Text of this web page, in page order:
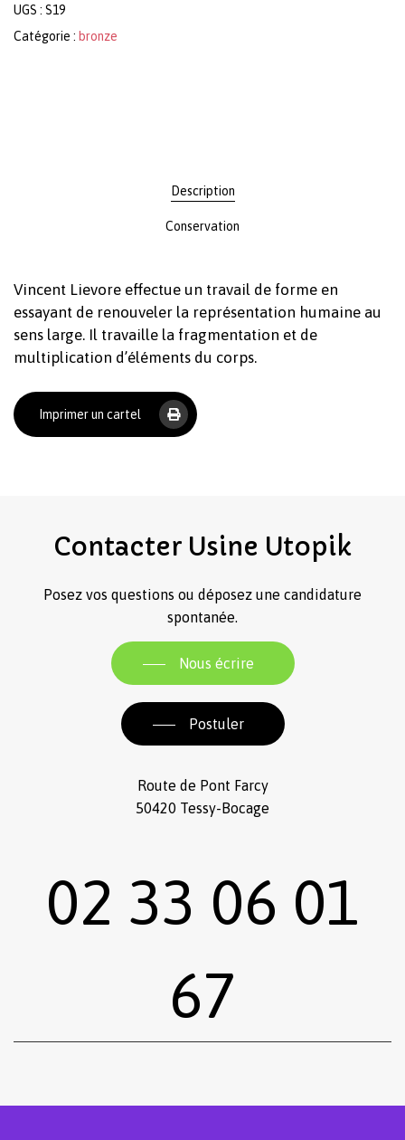
UGS : S19
Catégorie : bronze
Description
Conservation
Vincent Lievore effectue un travail de forme en
essayant de renouveler la représentation humaine au
sens large. Il travaille la fragmentation et de
multiplication d’éléments du corps.
Imprimer un cartel
Contacter Usine Utopik
Posez vos questions ou déposez une candidature
spontanée.
Nous écrire
Postuler
Route de Pont Farcy
50420 Tessy-Bocage
02 33 06 01
67